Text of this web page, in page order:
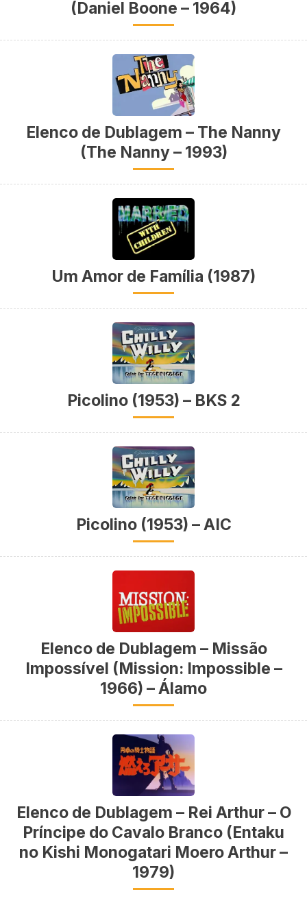
(Daniel Boone – 1964)
Elenco de Dublagem – The Nanny
(The Nanny – 1993)
Um Amor de Família (1987)
Picolino (1953) – BKS 2
Picolino (1953) – AIC
Elenco de Dublagem – Missão
Impossível (Mission: Impossible –
1966) – Álamo
Elenco de Dublagem – Rei Arthur – O
Príncipe do Cavalo Branco (Entaku
no Kishi Monogatari Moero Arthur –
1979)